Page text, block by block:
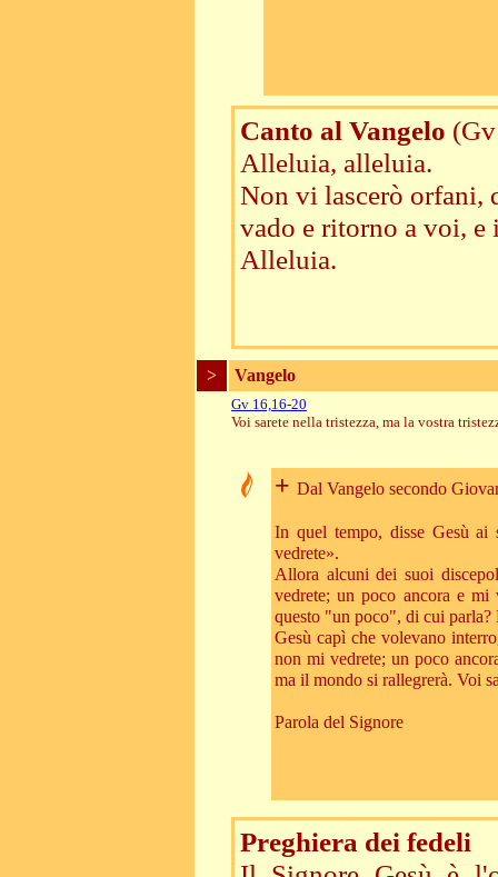
Canto al Vangelo
Alleluia, alleluia.
Non vi lascerò orfani,
vado e ritorno a voi, e
Alleluia.
> Vangelo
Gv 16,16-20
Voi sarete nella tristezza, ma la vostra
+ Dal Vangelo secondo
In quel tempo, disse Gesù
vedrete».
Allora alcuni dei suoi
vedrete; un poco ancora e
questo "un poco", di cui
Gesù capì che volevano
non mi vedrete; un poco
ma il mondo si rallegrerà. Voi
Parola del Signore
Preghiera dei fedeli